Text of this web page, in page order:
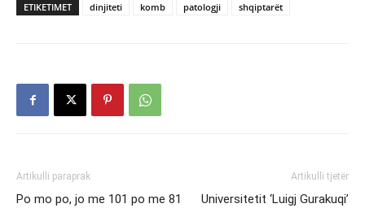
ETIKETIMET dinjiteti komb patologji shqiptarët
Artikulli paraprak
Po mo po, jo me 101 po me 81
Artikulli tjetër
Universitetit ‘Luigj Gurakuqi’